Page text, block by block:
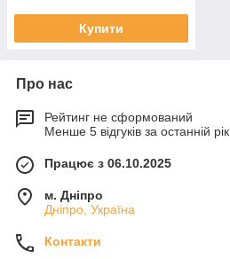
Купити
Про нас
Рейтинг не сформований
Менше 5 відгуків за останній рік
Працює з 06.10.2025
м. Дніпро
Дніпро, Україна
Контакти